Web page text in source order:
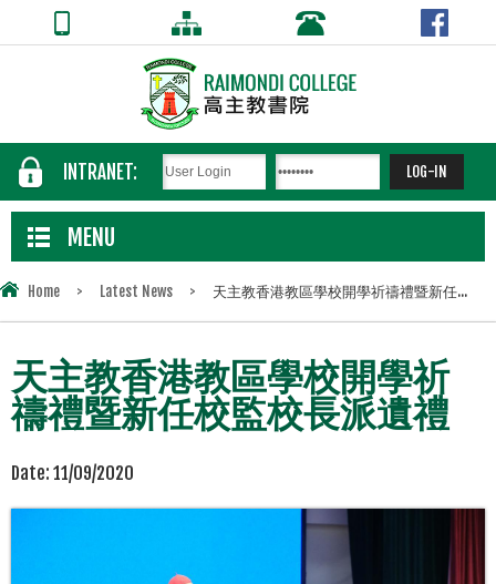
INTRANET:
MENU
Home > Latest News > 天主教香港教區學校開學祈禱禮暨新任...
天主教香港教區學校開學祈
禱禮暨新任校監校長派遺禮
Date: 11/09/2020